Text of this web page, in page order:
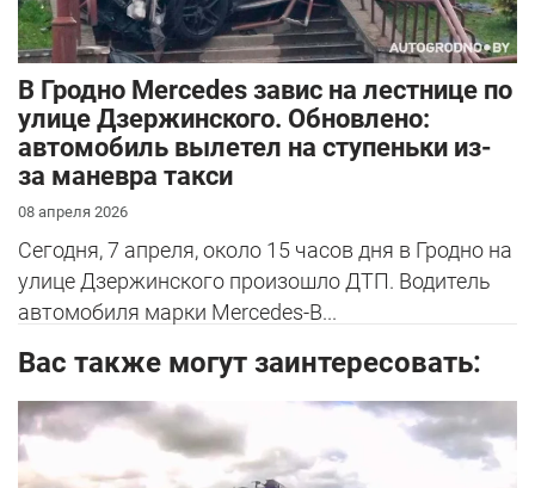
В Гродно Mercedes завис на лестнице по
улице Дзержинского. Обновлено:
автомобиль вылетел на ступеньки из-
за маневра такси
08 апреля 2026
Сегодня, 7 апреля, около 15 часов дня в Гродно на
улице Дзержинского произошло ДТП. Водитель
автомобиля марки Mercedes-B...
Вас также могут заинтересовать: